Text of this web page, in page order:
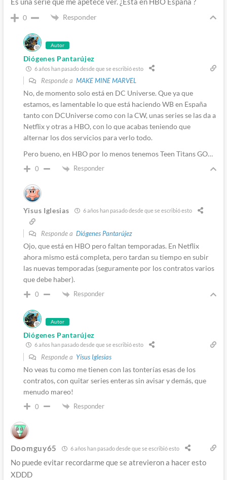
0 Responder
Autor
Diógenes Pantarújez
6 años han pasado desde que se escribió esto
Responde a MAKE MINE MARVEL
No, de momento solo está en DC Universe. Que ya que
estamos, es lamentable lo que está haciendo WB en España
tanto con DCUniverse como con la CW, unas series se las da a
Netflix y otras a HBO, con lo que acabas teniendo que
alternar los dos servicios para verlo todo.
Pero bueno, en HBO por lo menos tenemos Teen Titans GO…
0 Responder
Yisus Iglesias 6 años han pasado desde que se escribió esto
Responde a Diógenes Pantarújez
Ojo, que está en HBO pero faltan temporadas. En Netflix
ahora mismo está completa, pero tardan su tiempo en subir
las nuevas temporadas (seguramente por los contratos varios
que debe haber).
0 Responder
Autor
Diógenes Pantarújez
6 años han pasado desde que se escribió esto
Responde a Yisus Iglesias
No veas tu como me tienen con las tonterías esas de los
contratos, con quitar series enteras sin avisar y demás, que
menudo mareo!
0 Responder
Doomguy65 6 años han pasado desde que se escribió esto
No puede evitar recordarme que se atrevieron a hacer esto
XDDD